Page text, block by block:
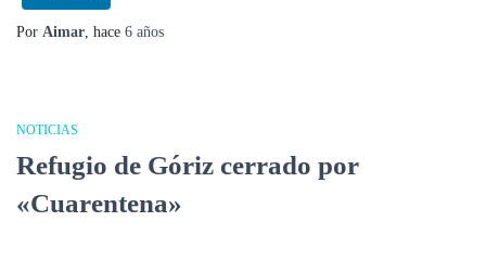
Por Aimar , hace 6 años
NOTICIAS
Refugio de Góriz cerrado por
«Cuarentena»